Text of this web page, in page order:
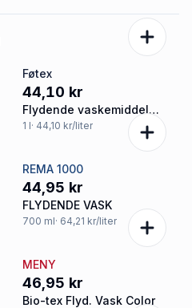
Føtex
44,10 kr
Flydende vaskemiddel
kulørt vask
1 l· 44,10 kr/liter
REMA 1000
44,95 kr
FLYDENDE VASK
700 ml· 64,21 kr/liter
MENY
46,95 kr
Bio-tex Flyd. Vask Color